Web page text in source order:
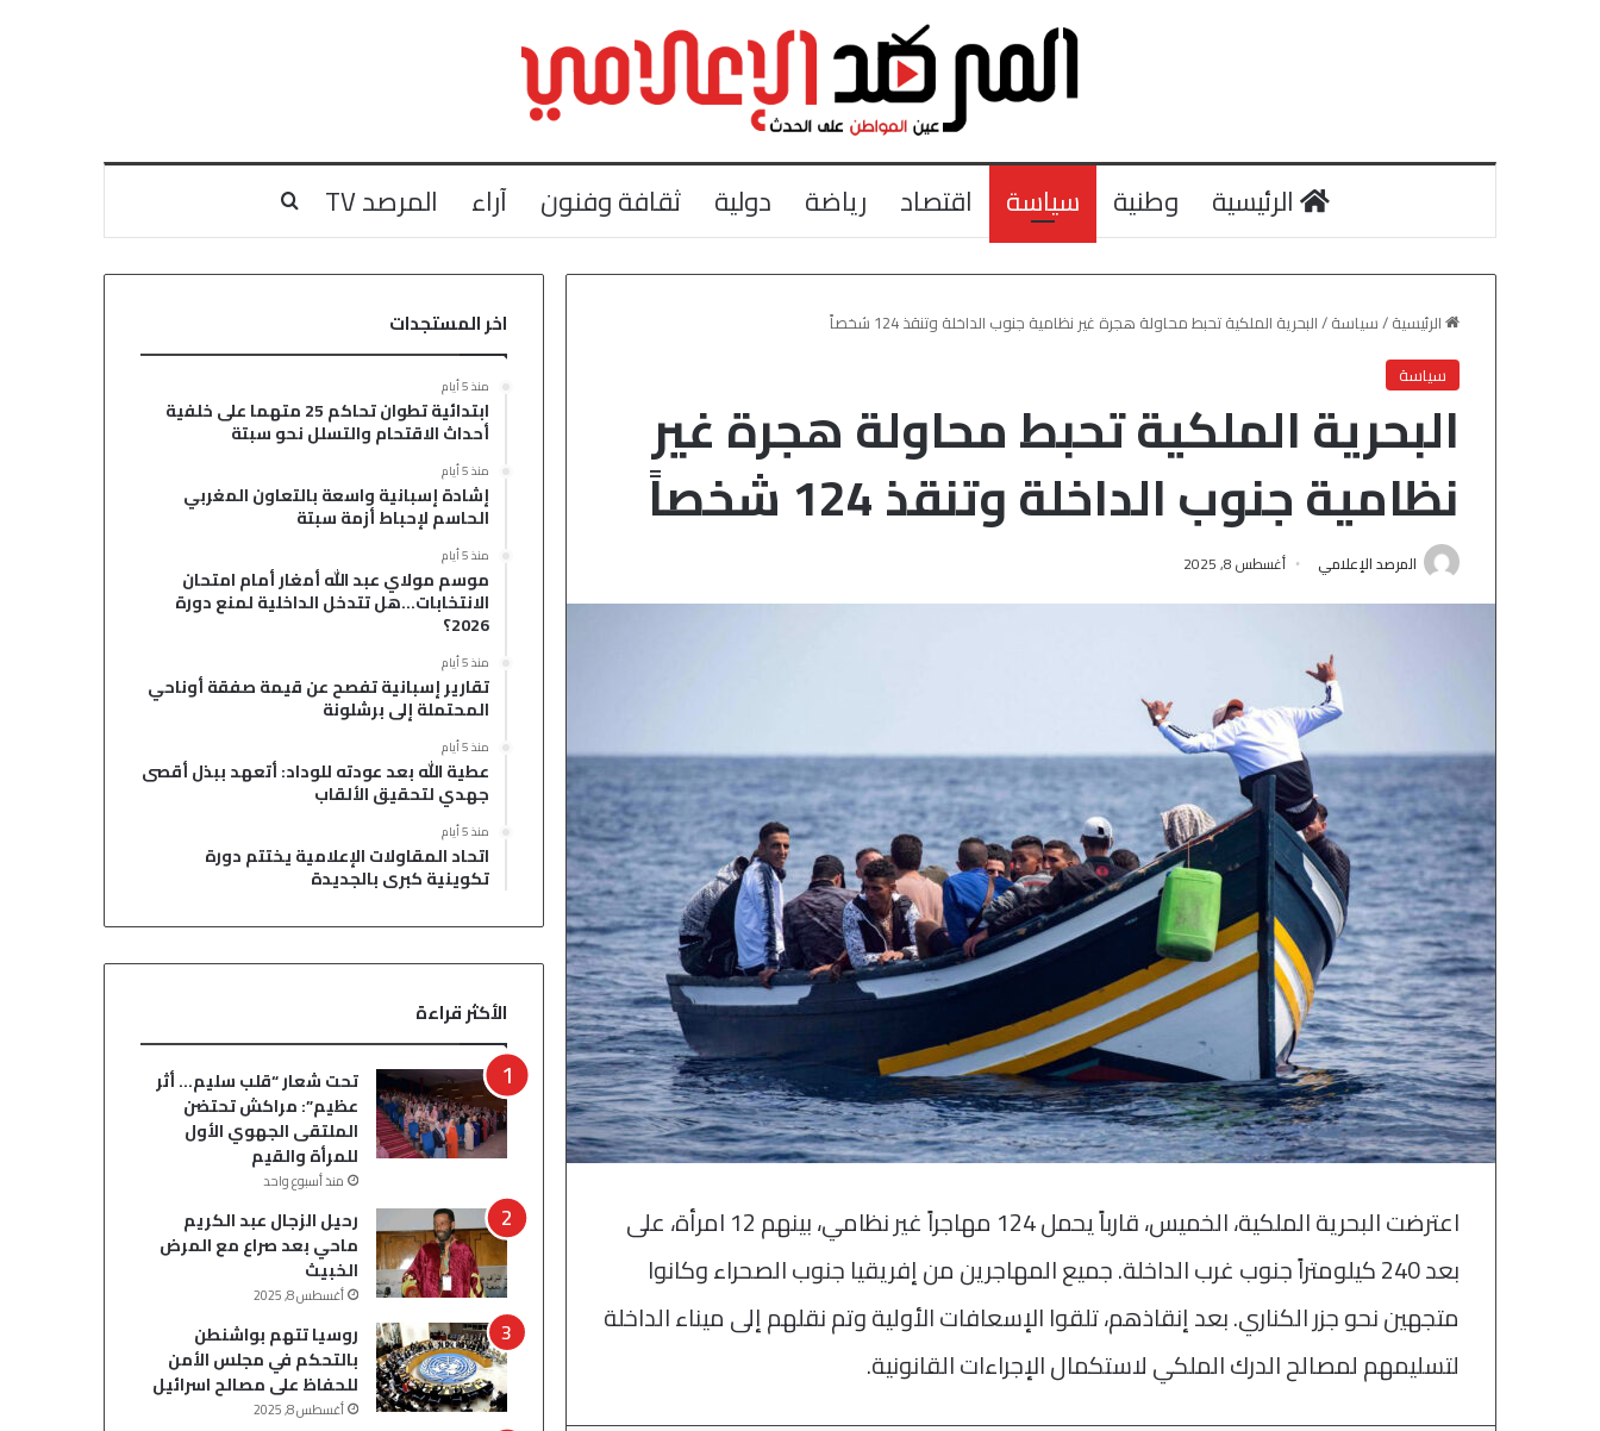
الرئيسية وطنية سياسة اقتصاد رياضة دولية ثقافة وفنون آراء المرصد TV بحث عن
الرئيسية/سياسة/البحرية الملكية تحبط محاولة هجرة غير نظامية جنوب الداخلة وتنقذ 124 شخصاً
سياسة
البحرية الملكية تحبط محاولة هجرة غير
نظامية جنوب الداخلة وتنقذ 124 شخصاً
المرصد الإعلامي أغسطس 8, 2025
اعترضت البحرية الملكية، الخميس، قارباً يحمل 124 مهاجراً غير نظامي، بينهم 12 امرأة، على
بعد 240 كيلومتراً جنوب غرب الداخلة. جميع المهاجرين من إفريقيا جنوب الصحراء وكانوا
متجهين نحو جزر الكناري. بعد إنقاذهم، تلقوا الإسعافات الأولية وتم نقلهم إلى ميناء الداخلة
لتسليمهم لمصالح الدرك الملكي لاستكمال الإجراءات القانونية.
اخر المستجدات
منذ 5 أيام
ابتدائية تطوان تحاكم 25 متهما على خلفية
أحداث الاقتحام والتسلل نحو سبتة
منذ 5 أيام
إشادة إسبانية واسعة بالتعاون المغربي
الحاسم لإحباط أزمة سبتة
منذ 5 أيام
موسم مولاي عبد الله أمغار أمام امتحان
الانتخابات…هل تتدخل الداخلية لمنع دورة
2026؟
منذ 5 أيام
تقارير إسبانية تفصح عن قيمة صفقة أوناحي
المحتملة إلى برشلونة
منذ 5 أيام
عطية الله بعد عودته للوداد: أتعهد ببذل أقصى
جهدي لتحقيق الألقاب
منذ 5 أيام
اتحاد المقاولات الإعلامية يختتم دورة
تكوينية كبرى بالجديدة
الأكثر قراءة
تحت شعار “قلب سليم… أثر
عظيم”: مراكش تحتضن
الملتقى الجهوي الأول
للمرأة والقيم
منذ أسبوع واحد
رحيل الزجال عبد الكريم
ماحي بعد صراع مع المرض
الخبيث
أغسطس 8, 2025
روسيا تتهم بواشنطن
بالتحكم في مجلس الأمن
للحفاظ على مصالح اسرائيل
أغسطس 8, 2025